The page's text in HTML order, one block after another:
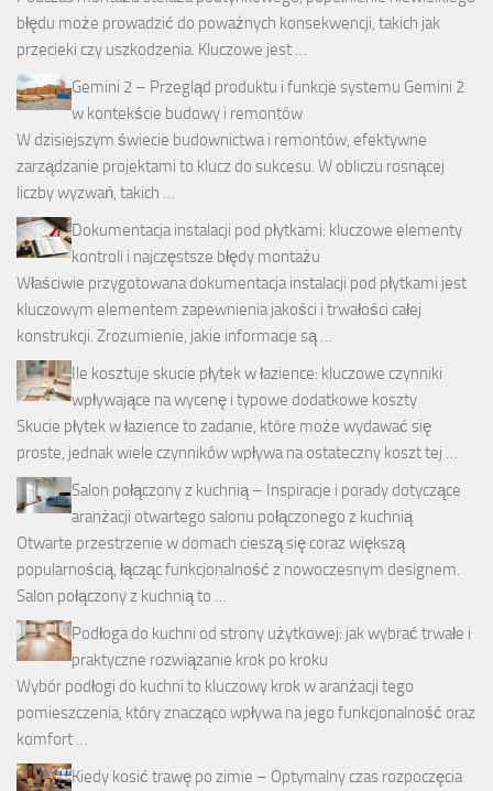
błędu może prowadzić do poważnych konsekwencji, takich jak
przecieki czy uszkodzenia. Kluczowe jest …
Gemini 2 – Przegląd produktu i funkcje systemu Gemini 2
w kontekście budowy i remontów
W dzisiejszym świecie budownictwa i remontów, efektywne
zarządzanie projektami to klucz do sukcesu. W obliczu rosnącej
liczby wyzwań, takich …
Dokumentacja instalacji pod płytkami: kluczowe elementy
kontroli i najczęstsze błędy montażu
Właściwie przygotowana dokumentacja instalacji pod płytkami jest
kluczowym elementem zapewnienia jakości i trwałości całej
konstrukcji. Zrozumienie, jakie informacje są …
Ile kosztuje skucie płytek w łazience: kluczowe czynniki
wpływające na wycenę i typowe dodatkowe koszty
Skucie płytek w łazience to zadanie, które może wydawać się
proste, jednak wiele czynników wpływa na ostateczny koszt tej …
Salon połączony z kuchnią – Inspiracje i porady dotyczące
aranżacji otwartego salonu połączonego z kuchnią
Otwarte przestrzenie w domach cieszą się coraz większą
popularnością, łącząc funkcjonalność z nowoczesnym designem.
Salon połączony z kuchnią to …
Podłoga do kuchni od strony użytkowej: jak wybrać trwałe i
praktyczne rozwiązanie krok po kroku
Wybór podłogi do kuchni to kluczowy krok w aranżacji tego
pomieszczenia, który znacząco wpływa na jego funkcjonalność oraz
komfort …
Kiedy kosić trawę po zimie – Optymalny czas rozpoczęcia